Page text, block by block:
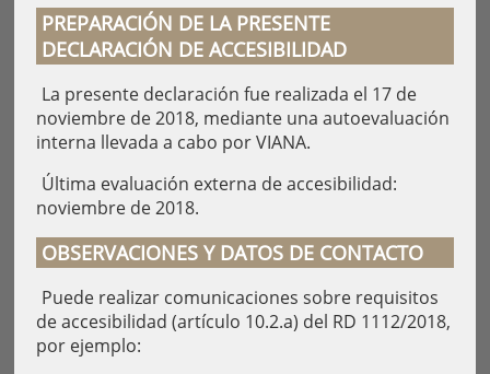
PREPARACIÓN DE LA PRESENTE
DECLARACIÓN DE ACCESIBILIDAD
La presente declaración fue realizada el 17 de
noviembre de 2018, mediante una autoevaluación
interna llevada a cabo por VIANA.
Última evaluación externa de accesibilidad:
noviembre de 2018.
OBSERVACIONES Y DATOS DE CONTACTO
Puede realizar comunicaciones sobre requisitos
de accesibilidad (artículo 10.2.a) del RD 1112/2018,
por ejemplo: